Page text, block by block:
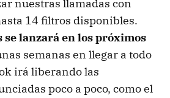
nuestras llamadas con
14 filtros disponibles.
se lanzará en los próximos
semanas en llegar a todo
irá liberando las
poco a poco, como el